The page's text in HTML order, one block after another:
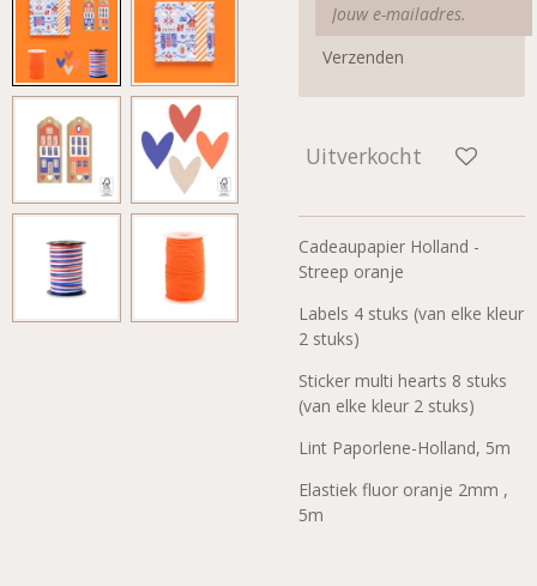
Verzenden
Uitverkocht
Cadeaupapier Holland -
Streep oranje
Labels 4 stuks (van elke kleur
2 stuks)
Sticker multi hearts 8 stuks
(van elke kleur 2 stuks)
Lint Paporlene-Holland, 5m
Elastiek fluor oranje 2mm ,
5m